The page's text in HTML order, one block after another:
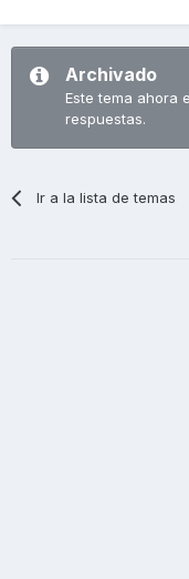
Archivado
Este tema ahora
respuestas.
Ir a la lista de temas